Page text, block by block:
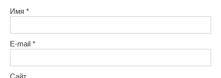
Имя *
E-mail *
Сайт